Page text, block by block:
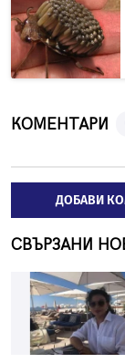
КОМЕНТАРИ
ДОБАВИ
СВЪРЗАНИ